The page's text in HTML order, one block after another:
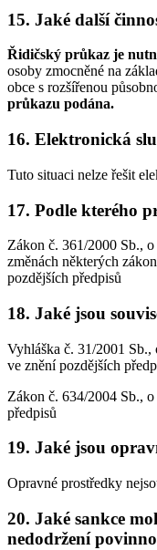
15. Jaké další
Řidičský průkaz je
osoby zmocněné na
obce s rozšířenou
průkazu podána.
16. Elektronická
Tuto situaci nelze řešit
17. Podle kterého
Zákon č. 361/2000 Sb.,
změnách některých
pozdějších předpisů
18. Jaké jsou
Vyhláška č. 31/2001
ve znění pozdějších
Zákon č. 634/2004 Sb.,
předpisů
19. Jaké jsou
Opravné prostředky
20. Jaké sankce
nedodržení